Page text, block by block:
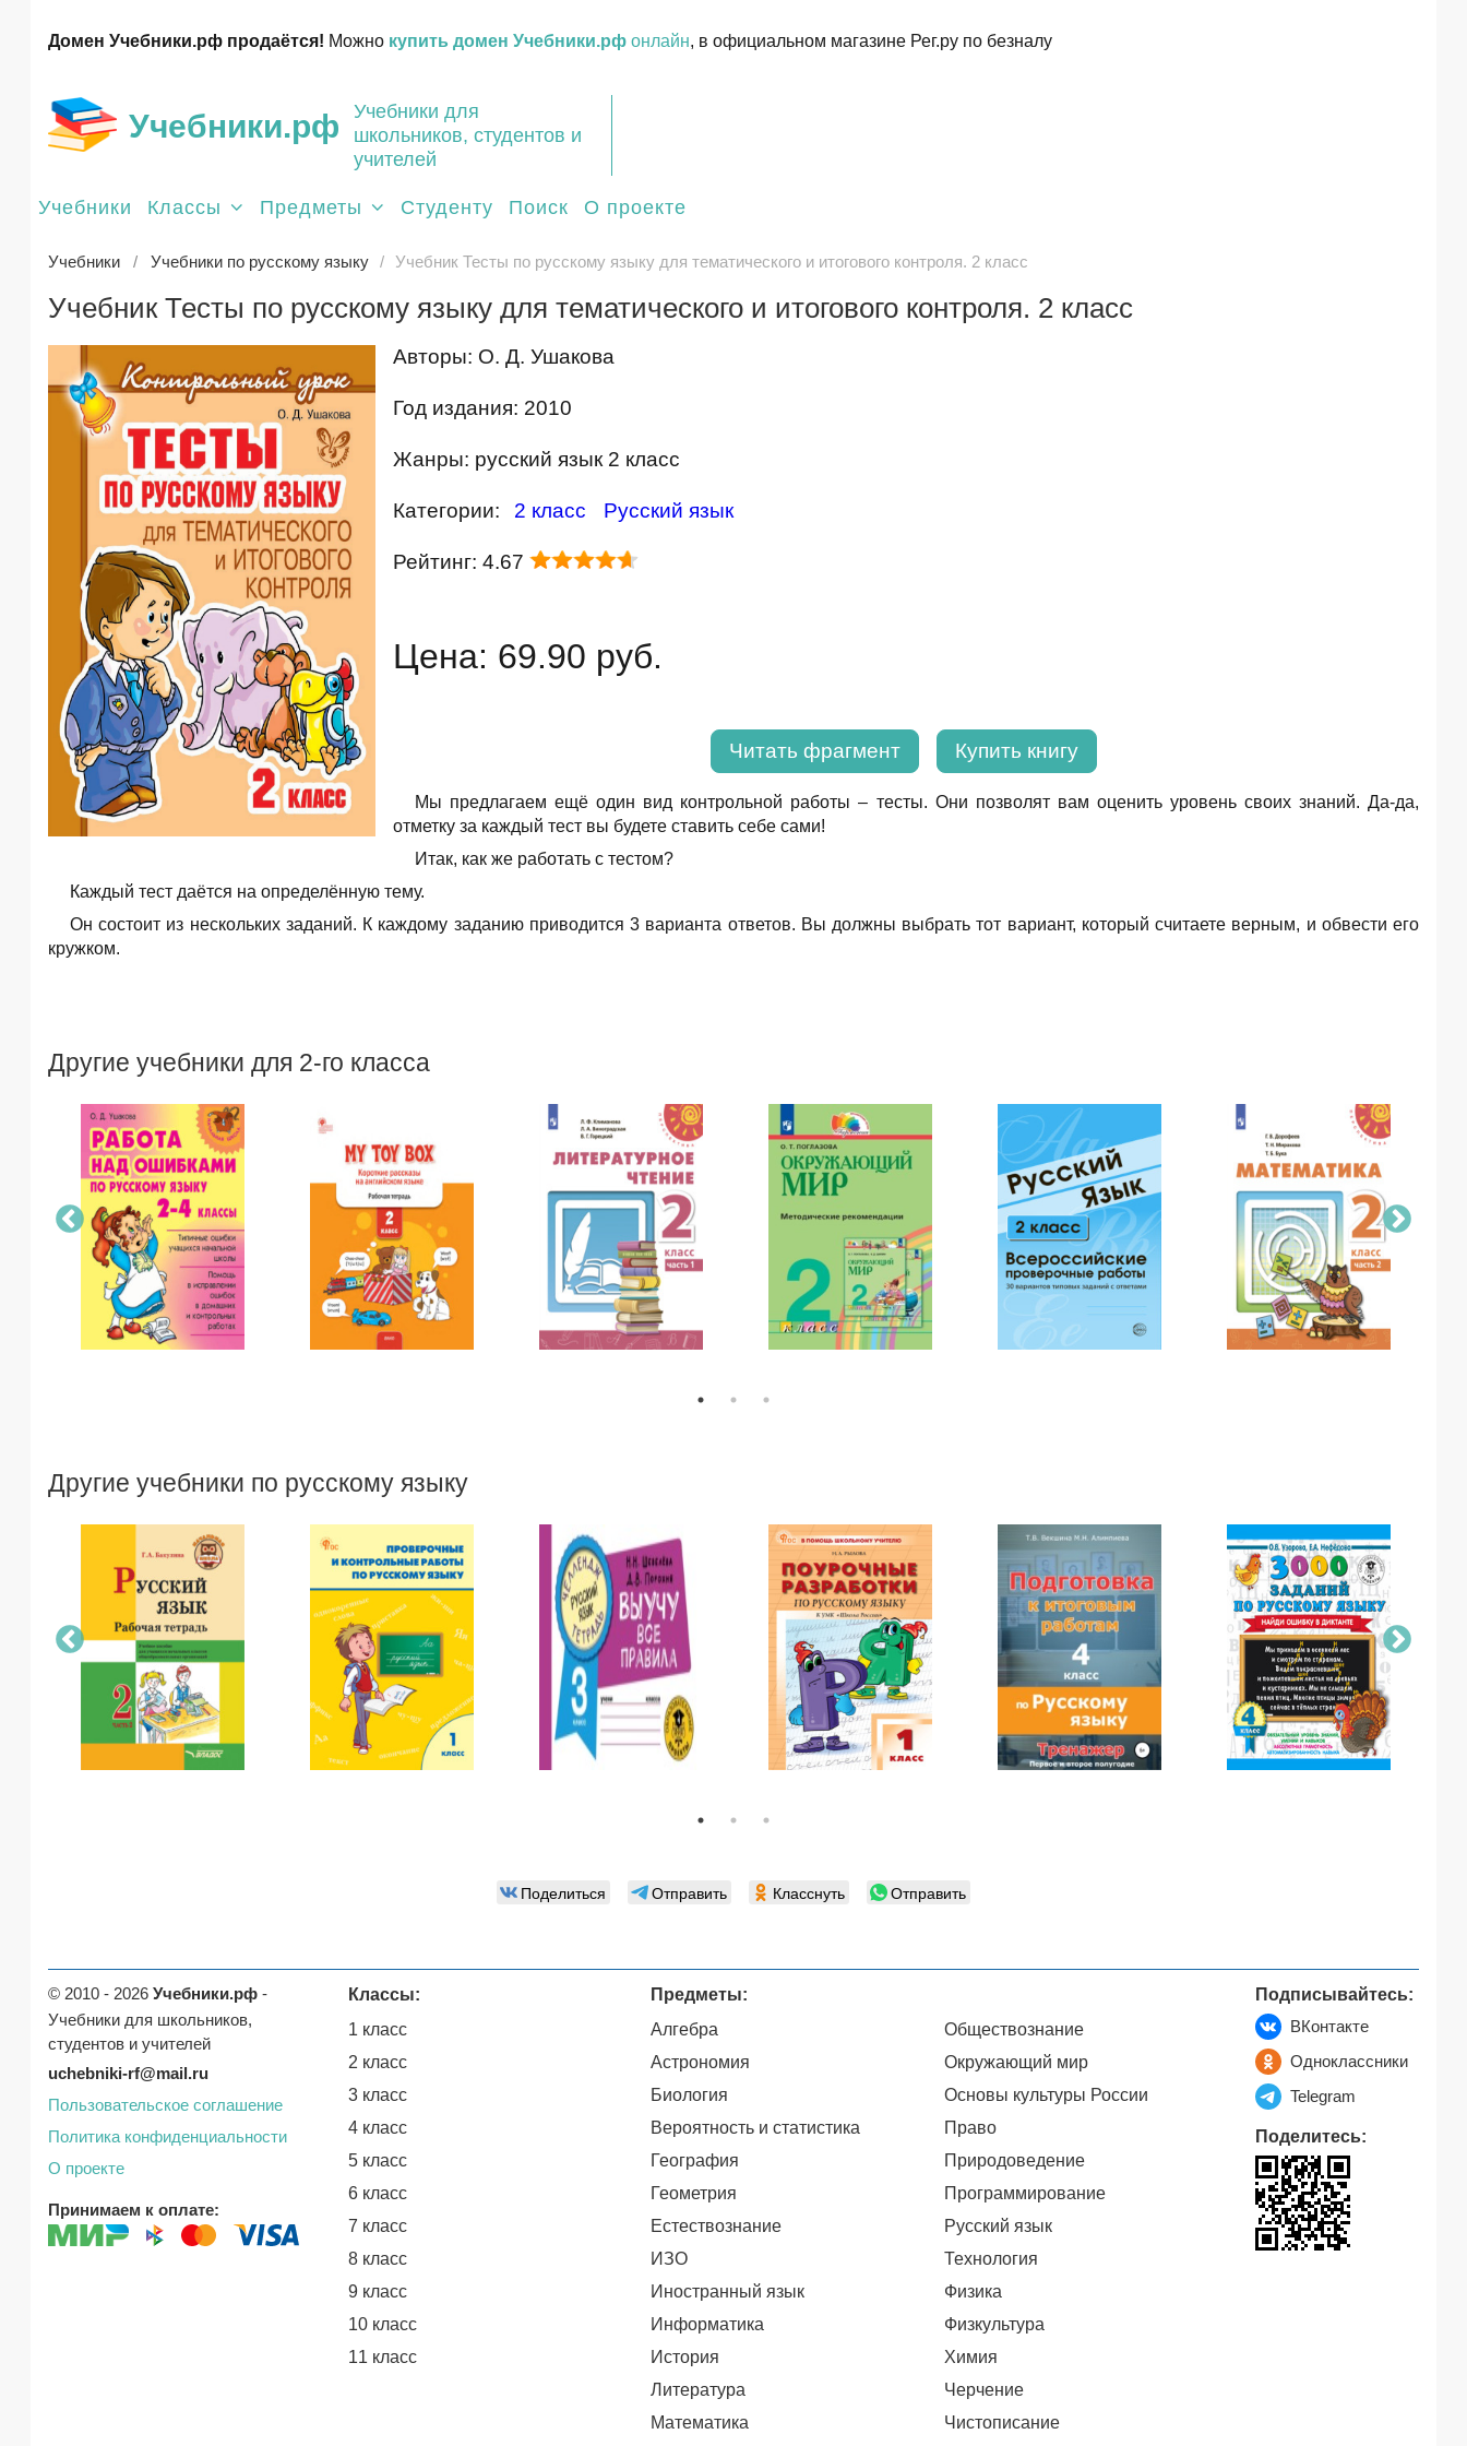
Домен Учебники.рф продаётся! Можно купить домен Учебники.рф онлайн, в официальном магазине Рег.ру по безналу
Учебники.рф
Учебники для
школьников, студентов и
учителей
Учебники Классы Предметы Студенту Поиск О проекте
Учебники Учебники по русскому языку Учебник Тесты по русскому языку для тематического и итогового контроля. 2 класс
Учебник Тесты по русскому языку для тематического и итогового контроля. 2 класс
Авторы: О. Д. Ушакова
Год издания: 2010
Жанры: русский язык 2 класс
Категории: 2 класс Русский язык
Рейтинг: 4.67
Цена: 69.90 руб.
Читать фрагмент Купить книгу
Мы предлагаем ещё один вид контрольной работы – тесты. Они позволят вам оценить уровень своих знаний. Да-да,
отметку за каждый тест вы будете ставить себе сами!
Итак, как же работать с тестом?
Каждый тест даётся на определённую тему.
Он состоит из нескольких заданий. К каждому заданию приводится 3 варианта ответов. Вы должны выбрать тот вариант, который считаете верным, и обвести его
кружком.
Другие учебники для 2-го класса
Другие учебники по русскому языку
Поделиться Отправить Класснуть Отправить
© 2010 - 2026 Учебники.рф -
Учебники для школьников,
студентов и учителей
uchebniki-rf@mail.ru
Пользовательское соглашение
Политика конфиденциальности
О проекте
Принимаем к оплате:
Классы:
1 класс
2 класс
3 класс
4 класс
5 класс
6 класс
7 класс
8 класс
9 класс
10 класс
11 класс
Предметы:
Алгебра
Астрономия
Биология
Вероятность и статистика
География
Геометрия
Естествознание
ИЗО
Иностранный язык
Информатика
История
Литература
Математика
Обществознание
Окружающий мир
Основы культуры России
Право
Природоведение
Программирование
Русский язык
Технология
Физика
Физкультура
Химия
Черчение
Чистописание
Подписывайтесь:
ВКонтакте
Одноклассники
Telegram
Поделитесь: